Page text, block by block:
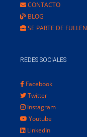
CONTACTO
BLOG
SE PARTE DE FULLEN
REDES SOCIALES
Facebook
Twitter
Instagram
Youtube
LinkedIn